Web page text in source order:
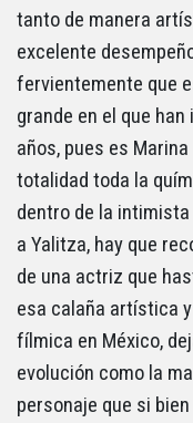
tanto de manera
excelente
fervientemente que
grande en el que
años, pues es
totalidad toda la
dentro de la intimista
a Yalitza, hay que
de una actriz que
esa calaña artística
fílmica en México,
evolución como la
personaje que si